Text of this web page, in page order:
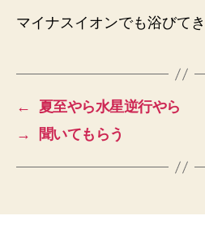
マイナスイオンでも浴びてき
←
夏至やら水星逆行やら
→
聞いてもらう